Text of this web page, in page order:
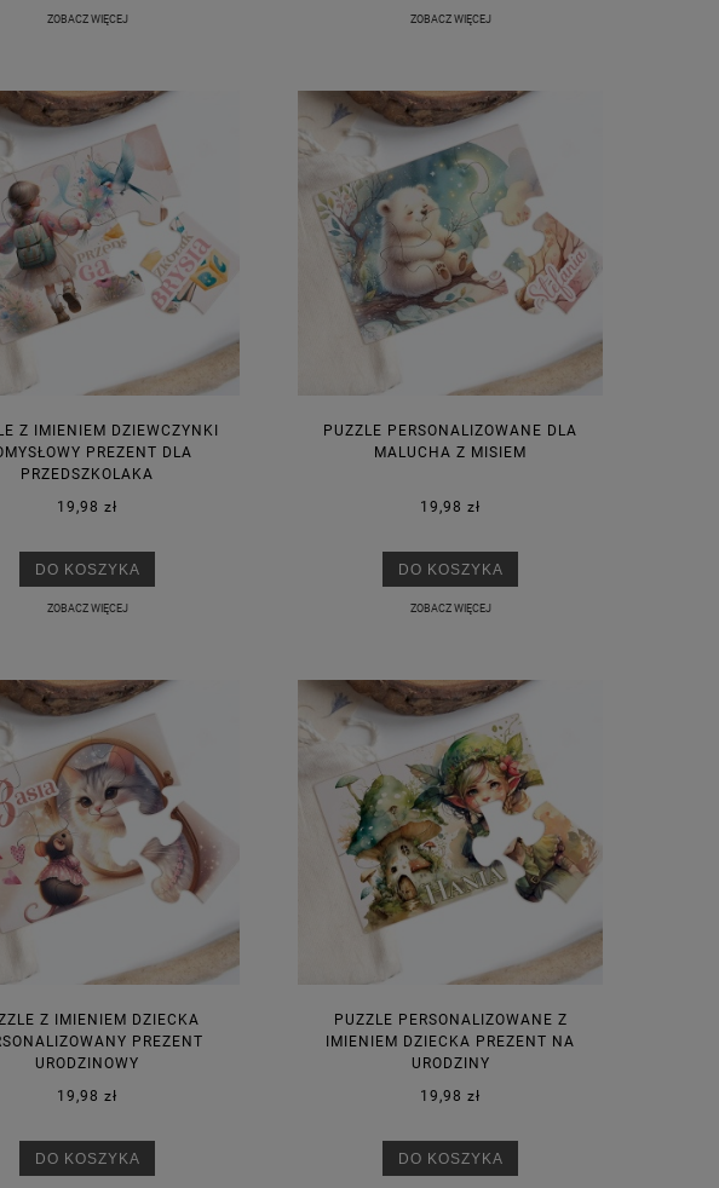
4,30 zł
cena:7,30 zł
KOSZYKA
ZOBACZ WIĘCEJ ZOBACZ WIĘCEJ
Z IMIENIEM DZIEWCZYNKI
PREZENT DLA
PRZEDSZKOLAKA
19,98 zł
DO KOSZYKA
ZOBACZ WIĘCEJ
PUZZLE PERSONALIZOWANE DLA
MALUCHA Z MISIEM
19,98 zł
DO KOSZYKA
ZOBACZ WIĘCEJ
Z IMIENIEM DZIECKA
PREZENT
URODZINOWY
19,98 zł
DO KOSZYKA
PUZZLE PERSONALIZOWANE Z
IMIENIEM DZIECKA PREZENT NA
URODZINY
19,98 zł
DO KOSZYKA